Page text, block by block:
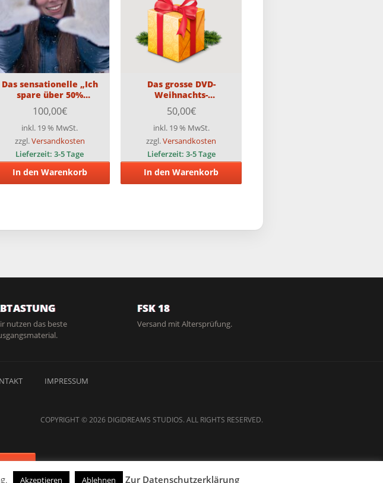
Das sensationelle „Ich
spare über 50%
Herbst/Winter-
Überraschungspaket“!!
100,00€
inkl. 19 % MwSt.
zzgl.Versandkosten
Lieferzeit:3-5 Tage
In den Warenkorb
Das grosse DVD-
Weihnachts-
Überraschungspaket mit 25
DVDs (Teilweise FSK18) +
eine tolle Überraschung
50,00€
inkl. 19 % MwSt.
zzgl.Versandkosten
Lieferzeit: 3-5 Tage
In den Warenkorb
nutzen das beste
FSK 18
Versand mit Altersprüfung.
IMPRESSUM
COPYRIGHT © 2026 DIGIDREAMS STUDIOS. ALL RIGHTS RESERVED.
Akzeptieren Ablehnen Zur Datenschutzerklärung